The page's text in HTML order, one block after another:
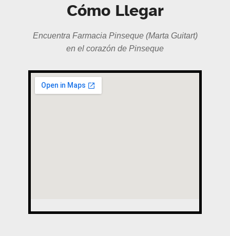
Cómo Llegar
Encuentra Farmacia Pinseque (Marta Guitart)
en el corazón de Pinseque